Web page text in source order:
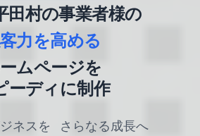
田村の事業者様の
力を高める
ムページを
ーディに制作
ネスを さらなる成長へ